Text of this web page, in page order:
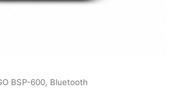
BSP-600, Bluetooth